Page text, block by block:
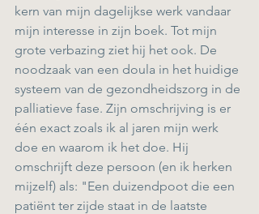
kern van mijn dagelijkse werk vandaar
mijn interesse in zijn boek. Tot mijn
grote verbazing ziet hij het ook. De
noodzaak van een doula in het huidige
systeem van de gezondheidszorg in de
palliatieve fase. Zijn omschrijving is er
één exact zoals ik al jaren mijn werk
doe en waarom ik het doe. Hij
omschrijft deze persoon (en ik herken
mijzelf) als: "Een duizendpoot die een
patiënt ter zijde staat in de laatste